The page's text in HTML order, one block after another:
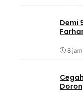
Demi
8